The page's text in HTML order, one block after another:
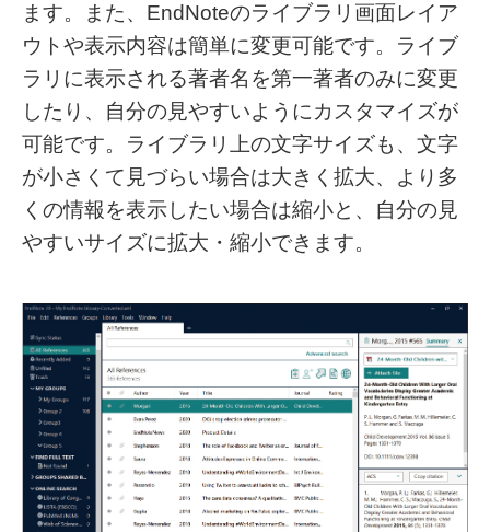
ます。また、EndNoteのライブラリ画面レイア
ウトや表示内容は簡単に変更可能です。ライブ
ラリに表示される著者名を第一著者のみに変更
したり、自分の見やすいようにカスタマイズが
可能です。ライブラリ上の文字サイズも、文字
が小さくて見づらい場合は大きく拡大、より多
くの情報を表示したい場合は縮小と、自分の見
やすいサイズに拡大・縮小できます。